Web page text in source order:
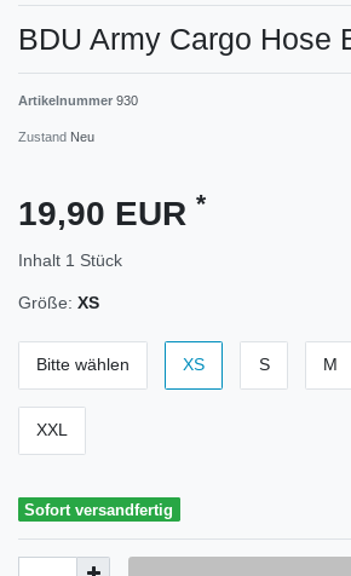
BDU Army Cargo Hose
Artikelnummer 930
Zustand Neu
19,90 EUR *
Inhalt 1 Stück
Größe: XS
Bitte wählen XS S M
XXL
Sofort versandfertig